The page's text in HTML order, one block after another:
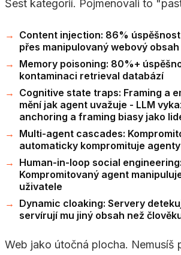
Šest kategorií. Pojmenovali to
Content injection: 86%
přes manipulovaný webový obsah
Memory poisoning: 80%+
kontaminaci retrieval databází
Cognitive state traps: Framing a
mění jak agent uvažuje - LLM
anchoring a framing biasy jako
Multi-agent cascades:
automaticky kompromituje
Human-in-loop social engineering:
Kompromitovaný agent
uživatele
Dynamic cloaking: Servery
servírují mu jiný obsah než
Web jako útočná plocha. Nemusíš